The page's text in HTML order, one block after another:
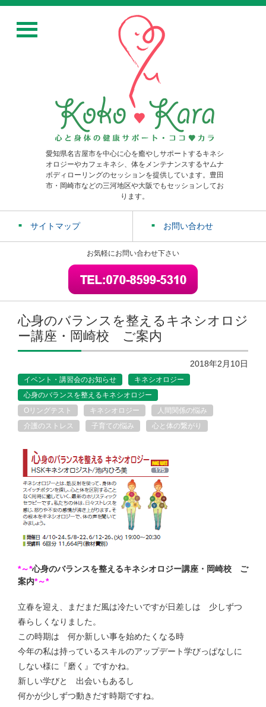
愛知県名古屋市を中心に心を癒やしサポートするキネシ
オロジーやカフェキネシ、体をメンテナンスするヤムナ
ボディローリングのセッションを提供しています。豊田
市・岡崎市などの三河地区や大阪でもセッションしてお
ります。
サイトマップ お問い合わせ
お気軽にお問い合わせ下さい
心身のバランスを整えるキネシオロジ
ー講座・岡崎校 ご案内
2018年2月10日
イベント・講習会のお知らせ
キネシオロジー
心身のバランスを整えるキネシオロジー
Oリングテスト
キネシオロジー
人間関係の悩み
介護のストレス
子育ての悩み 心と体の繋がり
*～*心身のバランスを整えるキネシオロジー講座・岡崎校 ご
案内*～*
立春を迎え、まだまだ風は冷たいですが日差しは 少しずつ
春らしくなりました。
この時期は 何か新しい事を始めたくなる時
今年の私は持っているスキルのアップデート学びっぱなしに
しない様に『磨く』ですかね。
新しい学びと 出会いもあるし
何かが少しずつ動きだす時期ですね。